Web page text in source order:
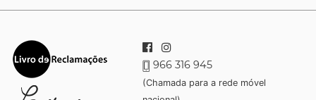
966 316 945
(Chamada para a rede móvel